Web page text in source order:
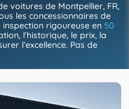
voitures de Montpellier, FR,
les concessionnaires de
rigoureuse en 50
l'historique, le prix, la
l’excellence. Pas de